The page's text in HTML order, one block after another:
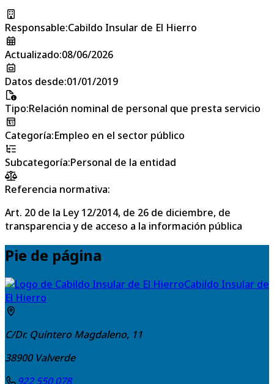
Responsable:Cabildo Insular de El Hierro
Actualizado:08/06/2026
Datos desde:01/01/2019
Tipo:Relación nominal de personal que presta servicio
Categoría:Empleo en el sector público
Subcategoría:Personal de la entidad
Referencia normativa:
Art. 20 de la Ley 12/2014, de 26 de diciembre, de
transparencia y de acceso a la información pública
Pie de página
Cabildo Insular de
El Hierro
C/Dr. Quintero Magdaleno, 11
38900 Valverde
922 550 078